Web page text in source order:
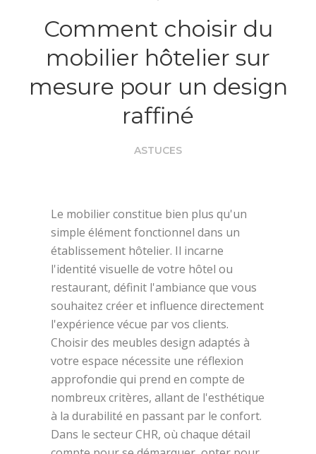
Comment choisir du
mobilier hôtelier sur
mesure pour un design
raffiné
ASTUCES
Le mobilier constitue bien plus qu'un
simple élément fonctionnel dans un
établissement hôtelier. Il incarne
l'identité visuelle de votre hôtel ou
restaurant, définit l'ambiance que vous
souhaitez créer et influence directement
l'expérience vécue par vos clients.
Choisir des meubles design adaptés à
votre espace nécessite une réflexion
approfondie qui prend en compte de
nombreux critères, allant de l'esthétique
à la durabilité en passant par le confort.
Dans le secteur CHR, où chaque détail